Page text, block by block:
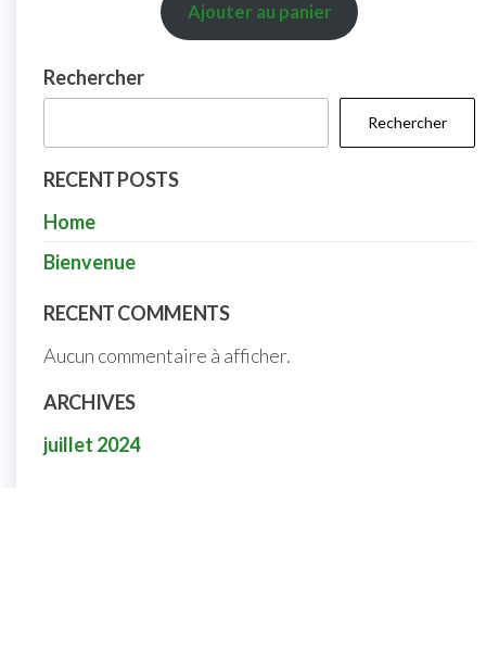
Ajouter au panier
Rechercher
Rechercher
RECENT POSTS
Home
Bienvenue
RECENT COMMENTS
Aucun commentaire à afficher.
ARCHIVES
juillet 2024